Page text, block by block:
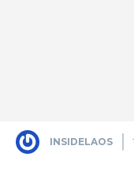
INSIDELAOS